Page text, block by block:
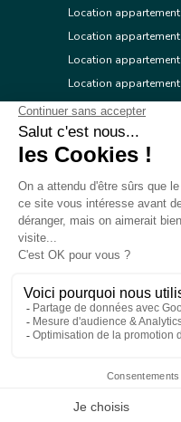
© 2026 Réseau
Location
Location
Location
Location
Location appartement
Location appartement
Location appartement
Location appartement
Location appartement
Webdesign by Tod.